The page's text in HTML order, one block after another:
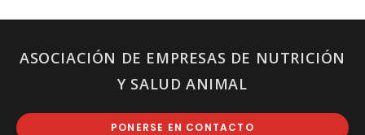
ASOCIACIÓN DE EMPRESAS DE NUTRICIÓN
Y SALUD ANIMAL
PONERSE EN CONTACTO